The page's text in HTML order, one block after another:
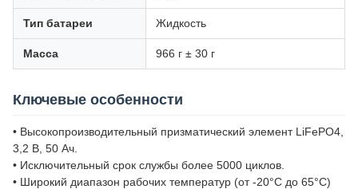
Тип батареи Жидкость
Масса 966 г ± 30 г
Ключевые особенности
• Высокопроизводительный призматический элемент LiFePO4,
3,2 В, 50 Ач.
• Исключительный срок службы более 5000 циклов.
• Широкий диапазон рабочих температур (от -20°C до 65°C)